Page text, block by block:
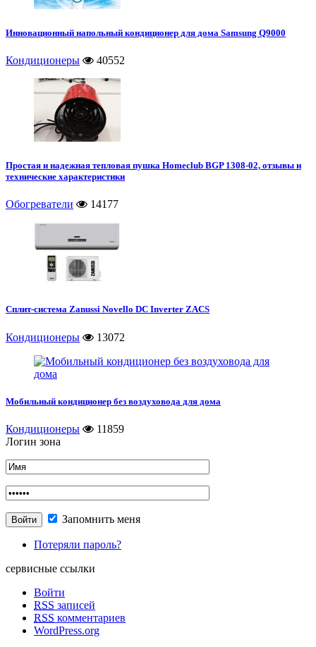
Инновационный напольный кондиционер для дома Samsung Q9000
Кондиционеры 40552
Простая и надежная тепловая пушка Homeclub BGP 1308-02, отзывы и
технические характеристики
Обогреватели 14177
Сплит-система Zanussi Novello DC Inverter ZACS
Кондиционеры 13072
Мобильный кондиционер без воздуховода для дома
Кондиционеры
11859
Логин зона
Запомнить меня
Потеряли пароль?
сервисные ссылки
Войти
RSS записей
RSS комментариев
WordPress.org